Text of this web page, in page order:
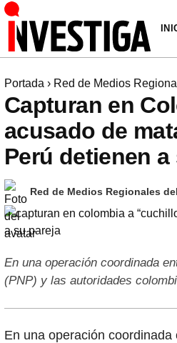
Portada › Red de Medios
Capturan en
acusado de
Perú detienen
Red de Medios Regionales
En una operación coordinada
(PNP) y las autoridades
En una operación